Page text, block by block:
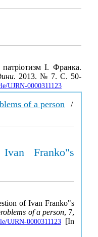
І. Франка.
. 2013. № 7. С. 50-
UJRN-0000311123
of a person /
Franko"s
of Ivan Franko"s
of a person, 7,
UJRN-0000311123[In